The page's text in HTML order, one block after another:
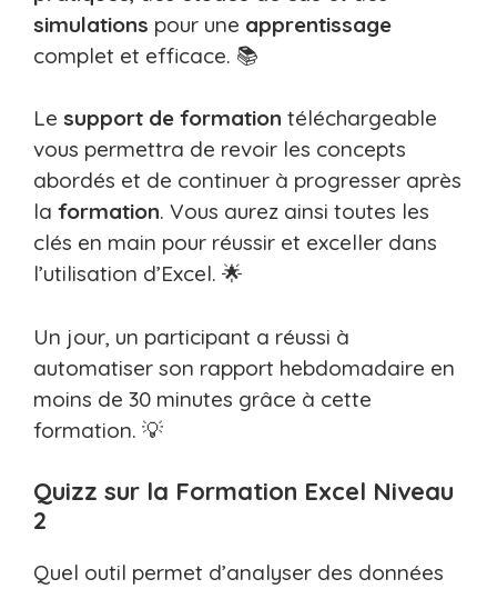
simulations pour une apprentissage
complet et efficace. 📚
Le support de formation téléchargeable
vous permettra de revoir les concepts
abordés et de continuer à progresser après
la formation. Vous aurez ainsi toutes les
clés en main pour réussir et exceller dans
l’utilisation d’Excel. 🌟
Un jour, un participant a réussi à
automatiser son rapport hebdomadaire en
moins de 30 minutes grâce à cette
formation. 💡
Quizz sur la Formation Excel Niveau
2
Quel outil permet d’analyser des données